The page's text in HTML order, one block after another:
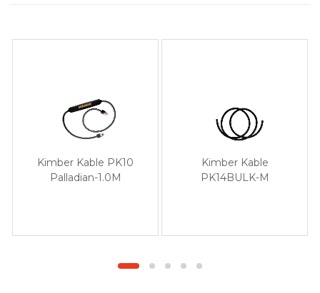
Kimber Kable PK10
Palladian-1.0M
Kimber Kable
PK14BULK-M